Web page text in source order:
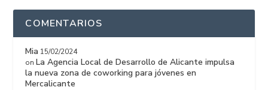
COMENTARIOS
Mia 15/02/2024
on La Agencia Local de Desarrollo de Alicante impulsa
la nueva zona de coworking para jóvenes en
Mercalicante